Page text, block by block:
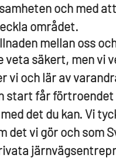
och med att
området.
mellan oss
veta säkert, men vi
vi och lär av
start får
det du kan. Vi
det vi gör och som